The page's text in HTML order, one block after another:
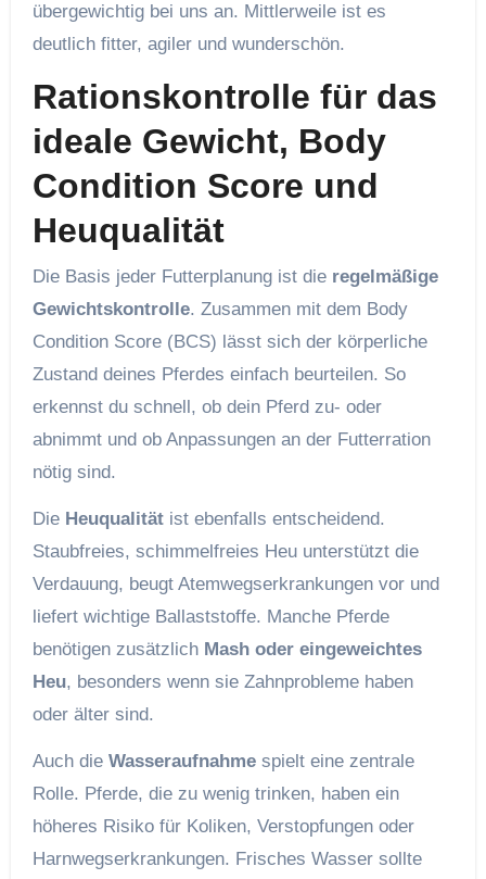
übergewichtig bei uns an. Mittlerweile ist es
deutlich fitter, agiler und wunderschön.
Rationskontrolle für das
ideale Gewicht, Body
Condition Score und
Heuqualität
Die Basis jeder Futterplanung ist die regelmäßige
Gewichtskontrolle. Zusammen mit dem Body
Condition Score (BCS) lässt sich der körperliche
Zustand deines Pferdes einfach beurteilen. So
erkennst du schnell, ob dein Pferd zu- oder
abnimmt und ob Anpassungen an der Futterration
nötig sind.
Die Heuqualitätist ebenfalls entscheidend.
Staubfreies, schimmelfreies Heu unterstützt die
Verdauung, beugt Atemwegserkrankungen vor und
liefert wichtige Ballaststoffe. Manche Pferde
benötigen zusätzlich Mash oder eingeweichtes
Heu, besonders wenn sie Zahnprobleme haben
oder älter sind.
Auch die Wasseraufnahmespielt eine zentrale
Rolle. Pferde, die zu wenig trinken, haben ein
höheres Risiko für Koliken, Verstopfungen oder
Harnwegserkrankungen. Frisches Wasser sollte